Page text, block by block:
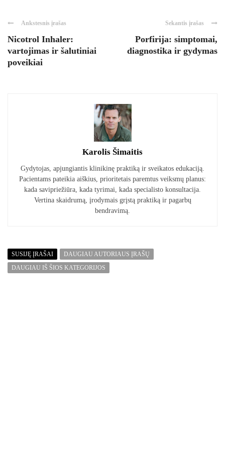
Ankstesnis įrašas
Nicotrol Inhaler:
vartojimas ir šalutiniai
poveikiai
Sekantis įrašas
Porfirija: simptomai,
diagnostika ir gydymas
Karolis Šimaitis
Gydytojas, apjungiantis klinikinę praktiką ir sveikatos edukaciją.
Pacientams pateikia aiškius, prioritetais paremtus veiksmų planus:
kada savipriežiūra, kada tyrimai, kada specialisto konsultacija.
Vertina skaidrumą, įrodymais grįstą praktiką ir pagarbų
bendravimą.
SUSIJĘ ĮRAŠAI
DAUGIAU AUTORIAUS ĮRAŠŲ
DAUGIAU IŠ ŠIOS KATEGORIJOS